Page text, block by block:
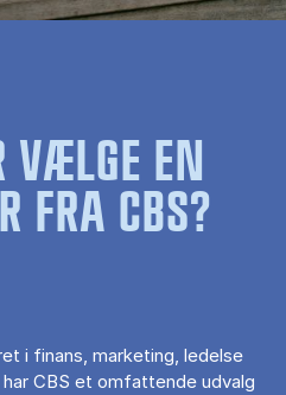
VÆLGE EN
FRA CBS?
i finans, marketing, ledelse
CBS et omfattende udvalg